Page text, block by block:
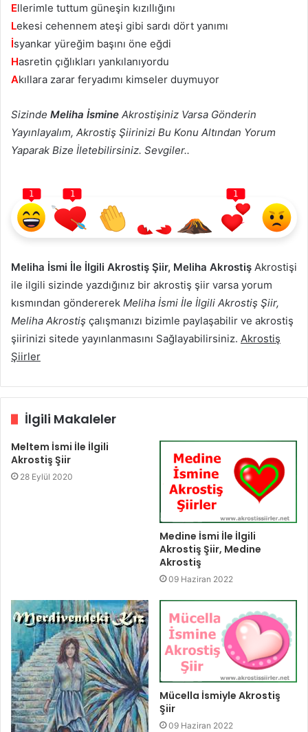
Ellerimle tuttum güneşin kızıllığını
Lekesi cehennem ateşi gibi sardı dört yanımı
İsyankar yüreğim başını öne eğdi
Hasretin çığlıkları yankılanıyordu
Akıllara zarar feryadımı kimseler duymuyor
Sizinde Meliha İsmine Akrostişiniz Varsa Gönderin
Yayınlayalım, Akrostiş Şiirinizi Bu Konu Altından Yorum
Yaparak Bize İletebilirsiniz. Sevgiler..
1 1 1
Meliha İsmi İle İlgili Akrostiş Şiir, Meliha Akrostiş Akrostişi
ile ilgili sizinde yazdığınız bir akrostiş şiir varsa yorum
kısmından göndererek Meliha İsmi İle İlgili Akrostiş Şiir,
Meliha Akrostiş çalışmanızı bizimle paylaşabilir ve akrostiş
şiirinizi sitede yayınlanmasını Sağlayabilirsiniz. Akrostiş
Şiirler
İlgili Makaleler
Meltem İsmi İle İlgili
Akrostiş Şiir
28 Eylül 2020
Medine İsmi İle İlgili
Akrostiş Şiir, Medine
Akrostiş
09 Haziran 2022
Mücella İsmiyle Akrostiş
Şiir
09 Haziran 2022